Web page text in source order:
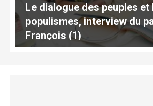
Le dialogue des peuples et
populismes, interview du
François (1)